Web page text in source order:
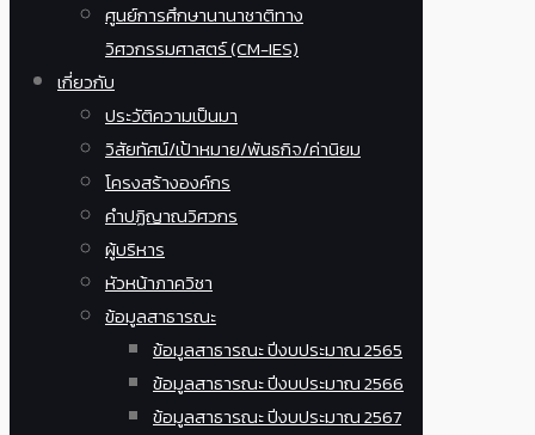
ศูนย์การศึกษานานาชาติทาง
วิศวกรรมศาสตร์ (CM-IES)
เกี่ยวกับ
ประวัติความเป็นมา
วิสัยทัศน์/เป้าหมาย/พันธกิจ/ค่านิยม
โครงสร้างองค์กร
คำปฏิญาณวิศวกร
ผู้บริหาร
หัวหน้าภาควิชา
ข้อมูลสาธารณะ
ข้อมูลสาธารณะ ปีงบประมาณ 2565
ข้อมูลสาธารณะ ปีงบประมาณ 2566
ข้อมูลสาธารณะ ปีงบประมาณ 2567